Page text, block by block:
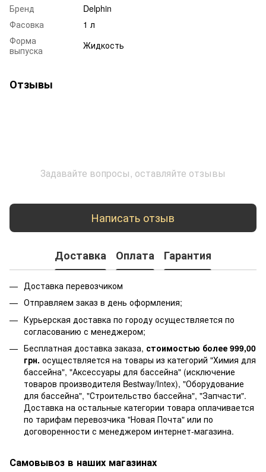
Бренд
Delphin
Фасовка
1 л
Форма
выпуска
Жидкость
Отзывы
Задавайте вопросы, оставляйте отзывы
Написать отзыв
Доставка Оплата Гарантия
Доставка перевозчиком
Отправляем заказ в день оформления;
Курьерская доставка по городу осуществляется по
согласованию с менеджером;
Бесплатная доставка заказа, стоимостью более 999,00
грн. осуществляется на товары из категорий "Химия для
бассейна", "Аксессуары для бассейна" (исключение
товаров производителя Bestway/Intex), "Оборудование
для бассейна", "Строительство бассейна", "Запчасти".
Доставка на остальные категории товара оплачивается
по тарифам перевозчика "Новая Почта" или по
договоренности с менеджером интернет-магазина.
Самовывоз в наших магазинах